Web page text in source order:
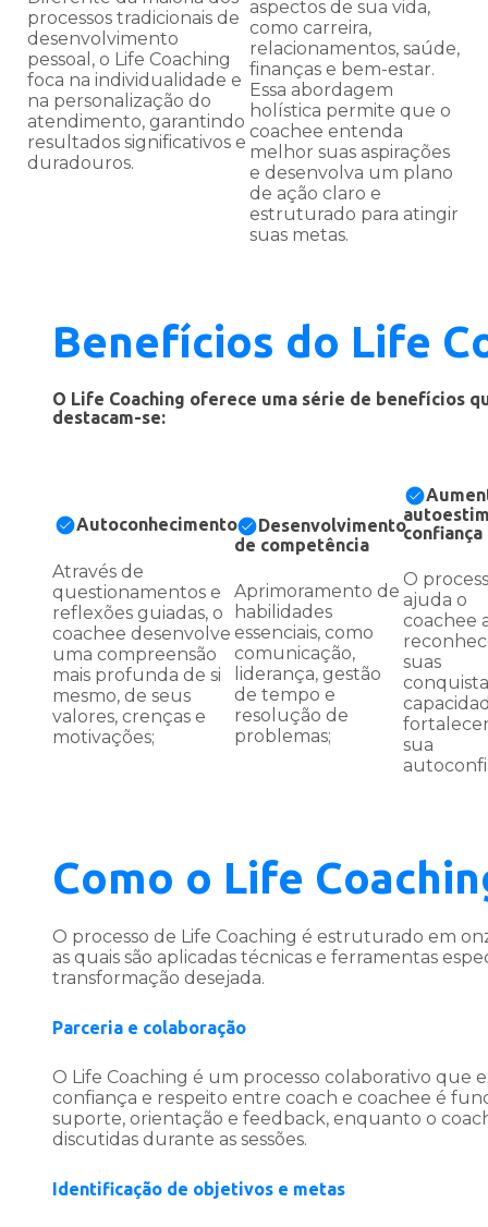
processos tradicionais de
desenvolvimento
pessoal, o Life Coaching
foca na individualidade e
na personalização do
atendimento, garantindo
resultados significativos e
duradouros.
aspectos de sua vida,
como carreira,
relacionamentos, saúde,
finanças e bem-estar.
Essa abordagem
holística permite que o
coachee entenda
melhor suas aspirações
e desenvolva um plano
de ação claro e
estruturado para atingir
suas metas.
Benefícios do Life
O Life Coaching oferece uma série de benefícios
destacam-se:
Autoconhecimento
Através de
questionamentos e
reflexões guiadas, o
coachee desenvolve
uma compreensão
mais profunda de si
mesmo, de seus
valores, crenças e
motivações;
Desenvolvimento
de competência
Aprimoramento de
habilidades
essenciais, como
comunicação,
liderança, gestão
de tempo e
resolução de
problemas;
confiança
O
ajuda o
coachee
suas
sua
Como o Life
O processo de Life Coaching é estruturado em
as quais são aplicadas técnicas e ferramentas
transformação desejada.
Parceria e colaboração
O Life Coaching é um processo colaborativo que
confiança e respeito entre coach e coachee é
suporte, orientação e feedback, enquanto o
discutidas durante as sessões.
Identificação de objetivos e metas